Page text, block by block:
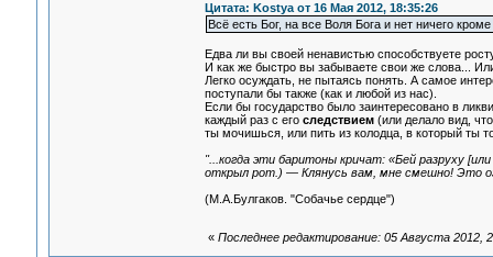
Цитата: Kostya от 16 Мая 2012, 18:35:26
Всё есть Бог, на все Воля Бога и нет ничего
Едва ли вы своей ненавистью способствуете
И как же быстро вы забываете свои же слова...
Легко осуждать, не пытаясь понять. А самое
поступали бы также (как и любой из нас).
Если бы государство было заинтересовано в
каждый раз с его следствием(или делало вид,
ты мочишься, или пить из колодца, в который ты
"...когда эти баритоны кричат: «Бей разруху
открыл рот.) — Клянусь вам, мне смешно! Это
(М.А.Булгаков. "Собачье сердце")
« Последнее редактирование: 05 Августа 2012,